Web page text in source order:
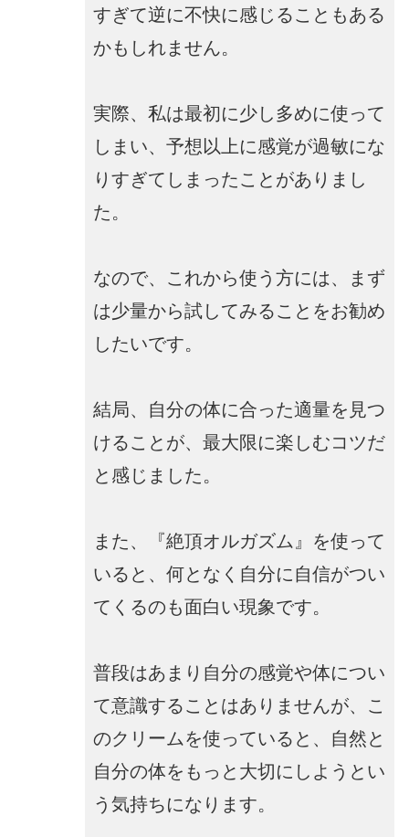
すぎて逆に不快に感じることもある
かもしれません。
実際、私は最初に少し多めに使って
しまい、予想以上に感覚が過敏にな
りすぎてしまったことがありまし
た。
なので、これから使う方には、まず
は少量から試してみることをお勧め
したいです。
結局、自分の体に合った適量を見つ
けることが、最大限に楽しむコツだ
と感じました。
また、『絶頂オルガズム』を使って
いると、何となく自分に自信がつい
てくるのも面白い現象です。
普段はあまり自分の感覚や体につい
て意識することはありませんが、こ
のクリームを使っていると、自然と
自分の体をもっと大切にしようとい
う気持ちになります。